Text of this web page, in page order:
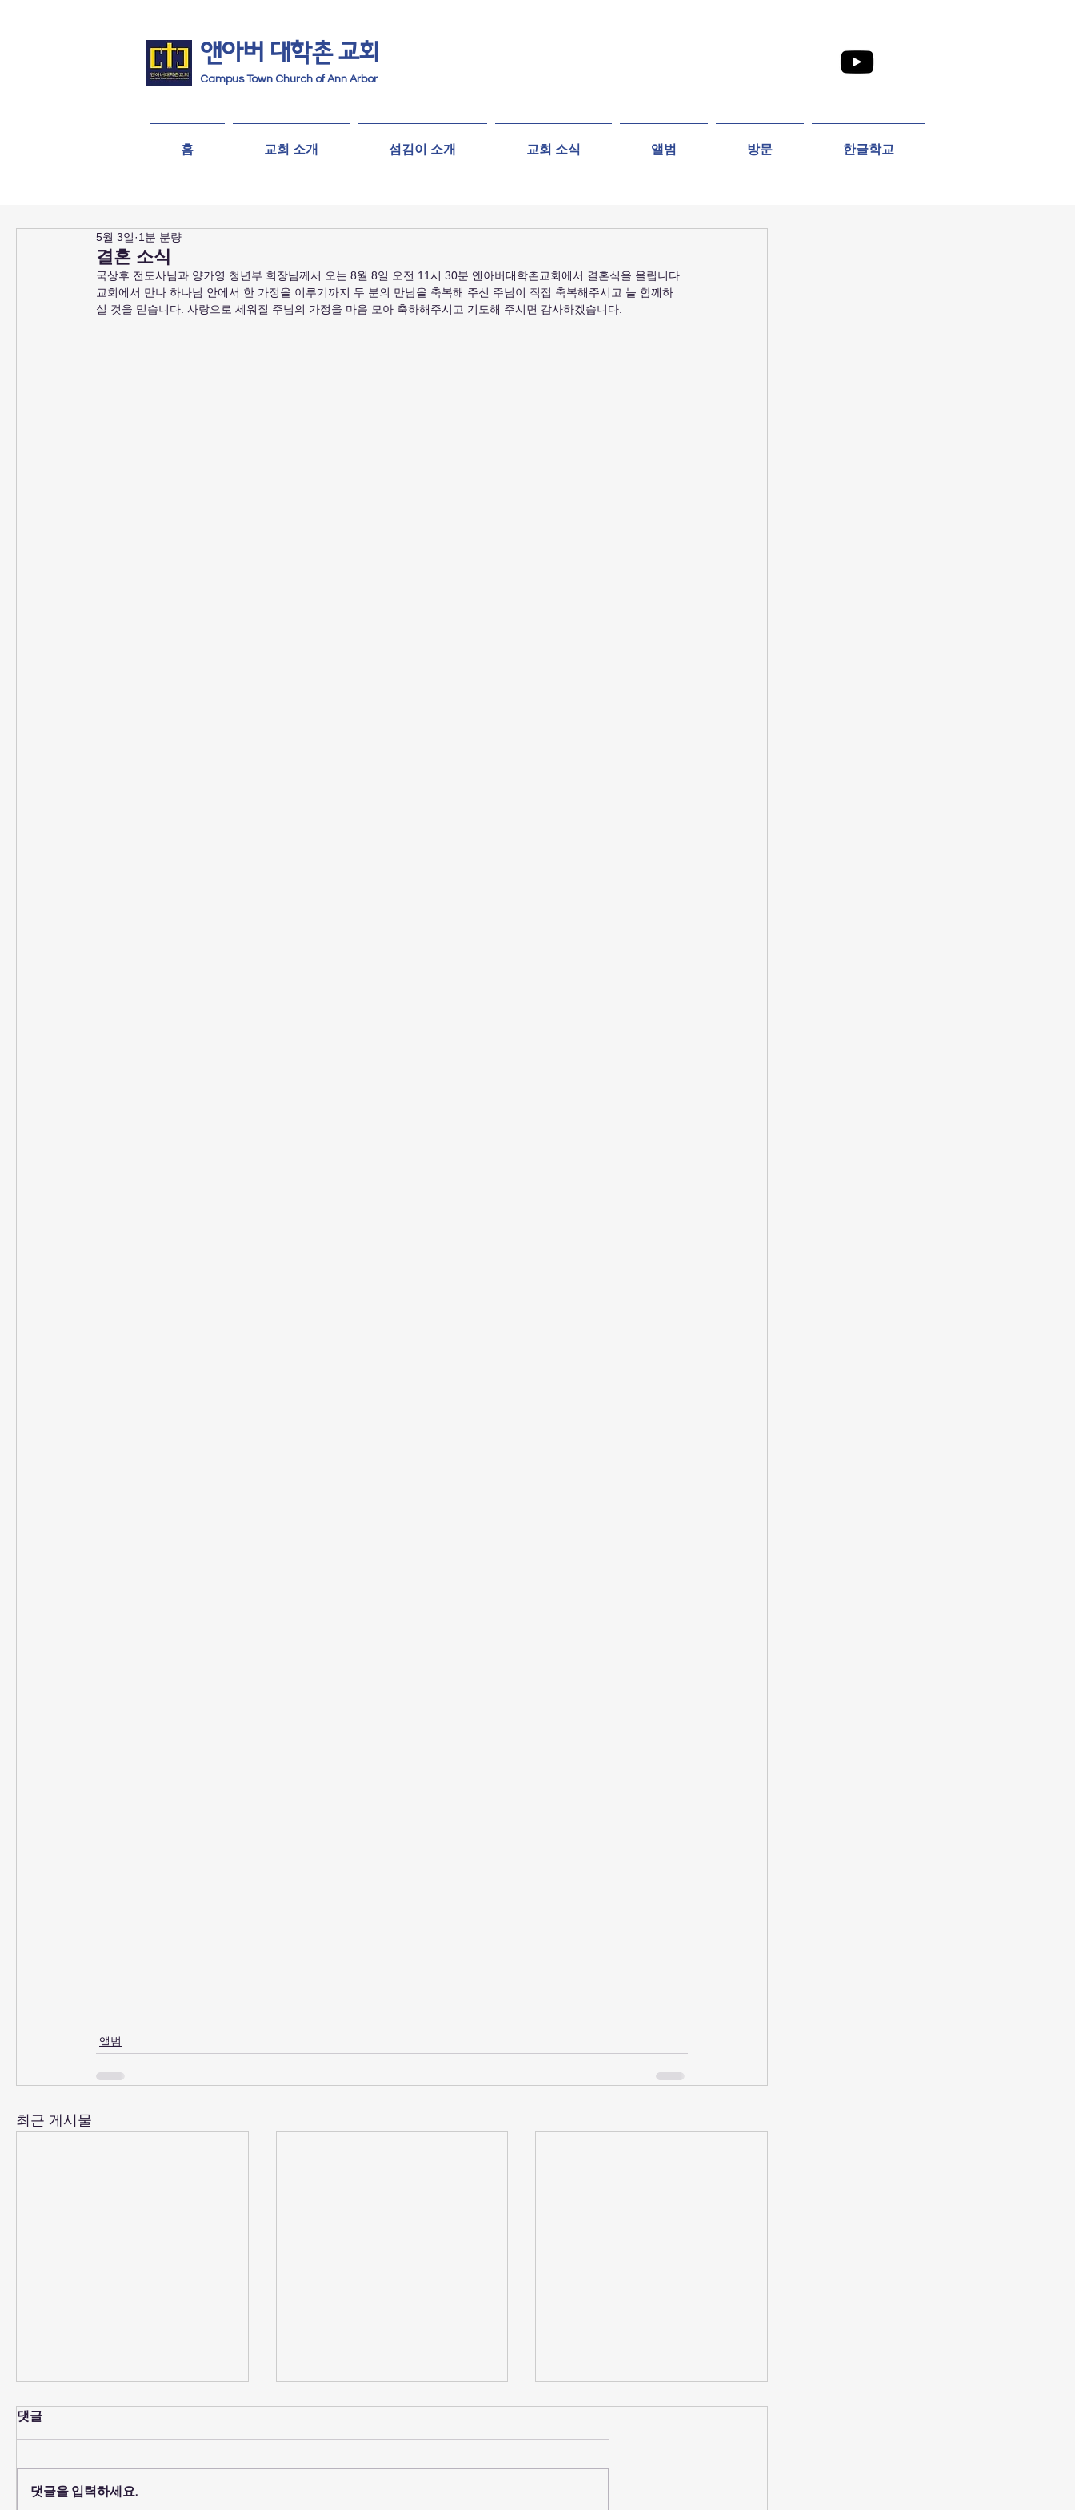
앤아버 ​ 대학촌 교회
Campus Town Church of Ann Arbor
홈 교회 소개 섬김이 소개 교회 소식 앨범 방문 한글학교
결혼 소식
5월 3일 1분 분량
국상후 전도사님과 양가영 청년부 회장님께서 오는 8월 8일 오전 11시 30분 앤아버대학촌교회에서 결혼식을 올립니다.
교회에서 만나 하나님 안에서 한 가정을 이루기까지 두 분의 만남을 축복해 주신 주님이 직접 축복해주시고 늘 함께하
실 것을 믿습니다. 사랑으로 세워질 주님의 가정을 마음 모아 축하해주시고 기도해 주시면 감사하겠습니다.
앨범
최근 게시물
예배당 의자 코팅
댓글
댓글을 입력하세요.